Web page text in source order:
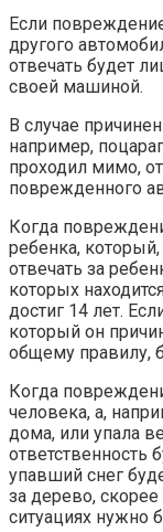
Если
другого
отвечать будет
своей машиной.
В случае
например,
проходил мимо,
поврежденного
Когда
ребенка,
отвечать за
которых
достиг 14 лет.
который он
общему правилу,
Когда
человека, а,
дома, или упала
ответственность
упавший снег
за дерево,
ситуациях нужно